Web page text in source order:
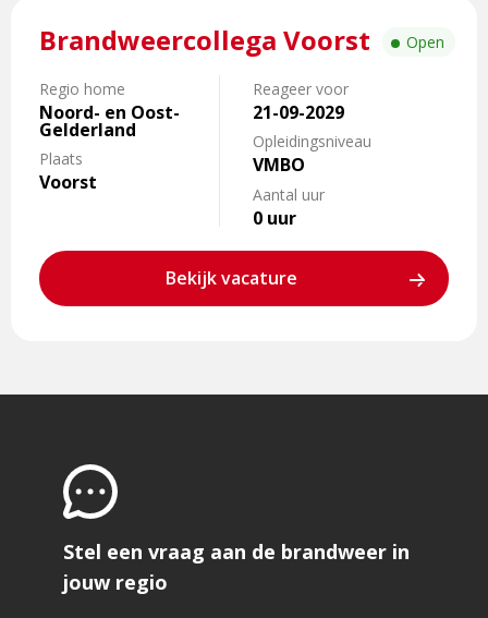
Brandweercollega Voorst
Regio home
Noord- en Oost-
Gelderland
Plaats
Voorst
Reageer voor
21-09-2029
Opleidingsniveau
VMBO
Aantal uur
0 uur
Bekijk vacature
Open
meer
Brandweercollega
Voorst
Stel een vraag aan de brandweer in
jouw regio